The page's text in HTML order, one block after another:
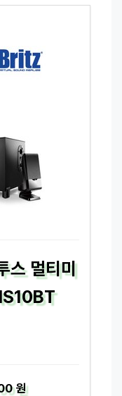
스 멀티미
원